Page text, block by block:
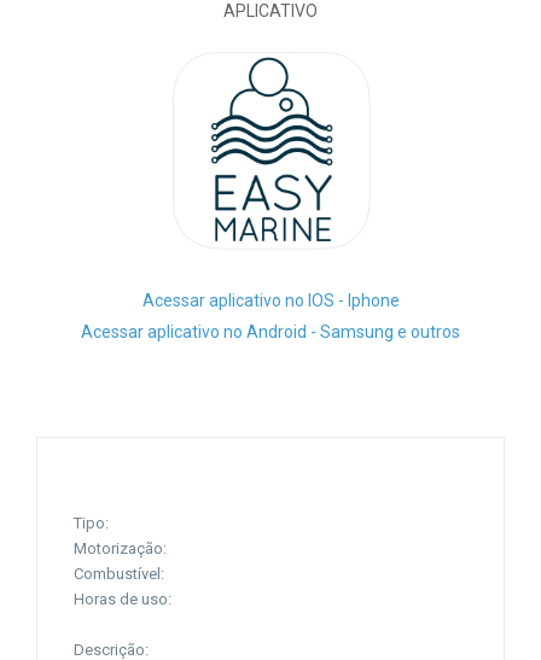
APLICATIVO
Acessar aplicativo no IOS - Iphone
Acessar aplicativo no Android - Samsung e outros
Tipo:
Motorização:
Combustível:
Horas de uso:
Descrição: